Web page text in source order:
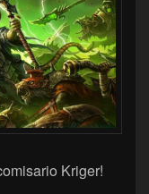
Kriger!